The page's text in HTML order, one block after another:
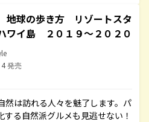
地球の歩き方 リゾートスタ
イ島 ２０１９～２０２０
発売
然は訪れる人々を魅了します。パ
る自然派グルメも見逃せない！